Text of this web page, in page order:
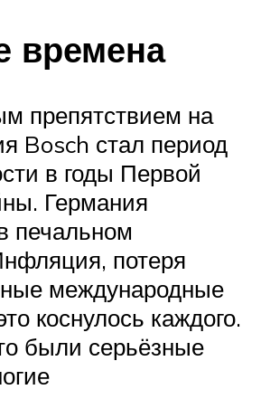
времена
препятствием на
Bosch стал период
в годы Первой
Германия
печальном
потеря
международные
коснулось каждого.
были серьёзные